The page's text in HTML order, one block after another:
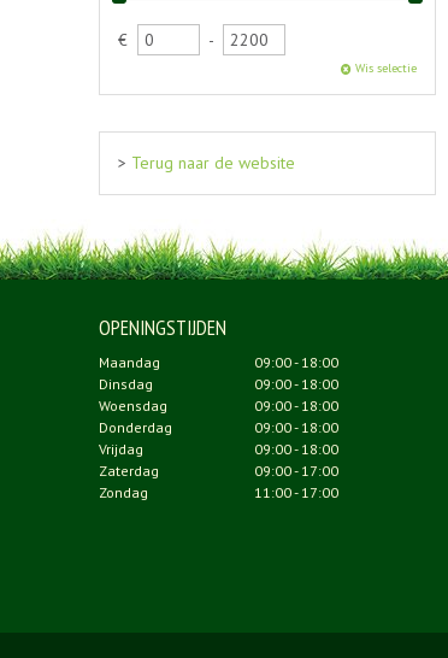
€ -
Wis selectie
> Terug naar de website
OPENINGSTIJDEN
Maandag
09:00 - 18:00
Dinsdag
09:00 - 18:00
Woensdag
09:00 - 18:00
Donderdag
09:00 - 18:00
Vrijdag
09:00 - 18:00
Zaterdag
09:00 - 17:00
Zondag
11:00 - 17:00